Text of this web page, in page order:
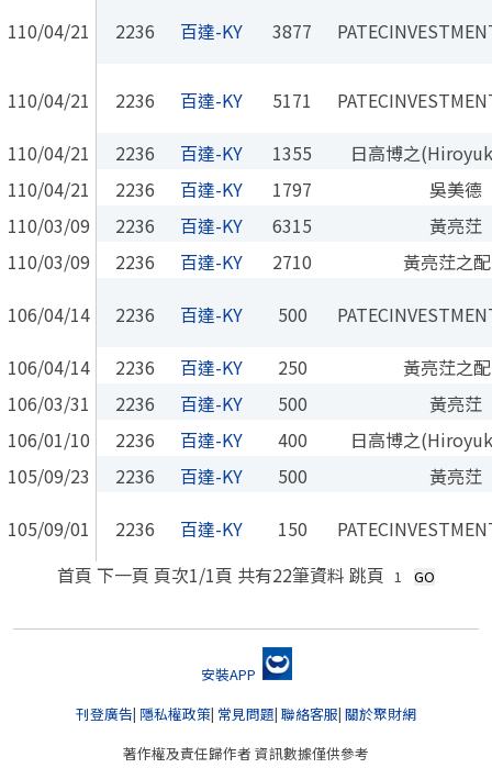
110/04/21 2236 百達-KY 3877
110/04/21 2236 百達-KY 5171
110/04/21
2236 百達-KY 1355
日高博之
110/04/21
2236 百達-KY 1797
吳美德
110/03/09
2236 百達-KY 6315
黃亮茳
110/03/09
2236 百達-KY 2710
黃亮茳之
106/04/14
2236 百達-KY 500
106/04/14
2236 百達-KY 250
黃亮茳之
106/03/31
2236 百達-KY 500
黃亮茳
106/01/10
2236 百達-KY 400
日高博之
105/09/23
2236 百達-KY 500
黃亮茳
105/09/01
2236 百達-KY 150
首頁 下一頁 頁次1/1頁 共有22筆資料 跳頁
安裝APP
刊登廣告| 隱私權政策| 常見問題| 聯絡客服| 關於聚財網
著作權及責任歸作者 資訊數據僅供參考